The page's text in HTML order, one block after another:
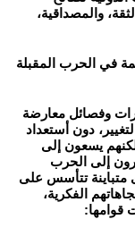
والمصداقية،
في الحرب المقبلة
وفصائل معارضة
دون أستعداد
لكنهم يسعون إلى
إلى الحرب
متباينة تتأسس على
الفكرية،
قوامها: